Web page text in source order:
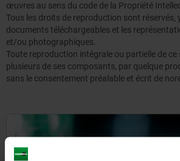
œuvres au sens du code de la Propriété
Tous les droits de reproduction sont réservés,
documents téléchargeables et les
et/ou photographiques.
Toute reproduction intégrale ou partielle de ce
plusieurs de ses composants, par quelque
sans le consentement préalable et écrit de